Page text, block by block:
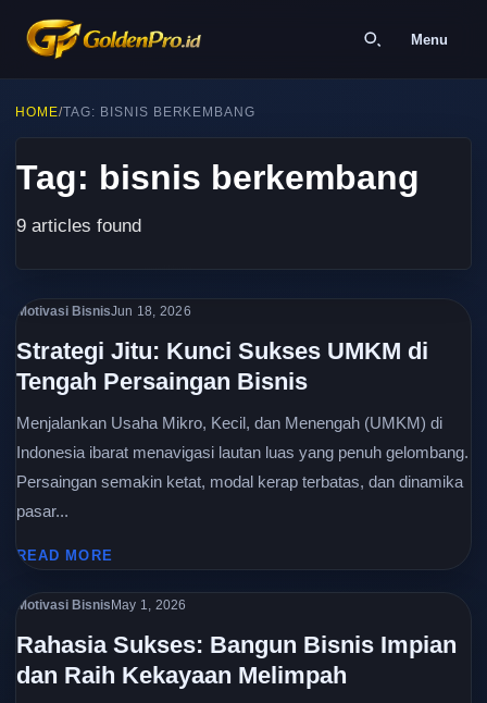
Menu
HOME/TAG: BISNIS BERKEMBANG
Tag: bisnis berkembang
9 articles found
Motivasi BisnisJun 18, 2026
Strategi Jitu: Kunci Sukses UMKM di
Tengah Persaingan Bisnis
Menjalankan Usaha Mikro, Kecil, dan Menengah (UMKM) di
Indonesia ibarat menavigasi lautan luas yang penuh gelombang.
Persaingan semakin ketat, modal kerap terbatas, dan dinamika
pasar...
READ MORE
Motivasi Bisnis May 1, 2026
Rahasia Sukses: Bangun Bisnis Impian
dan Raih Kekayaan Melimpah